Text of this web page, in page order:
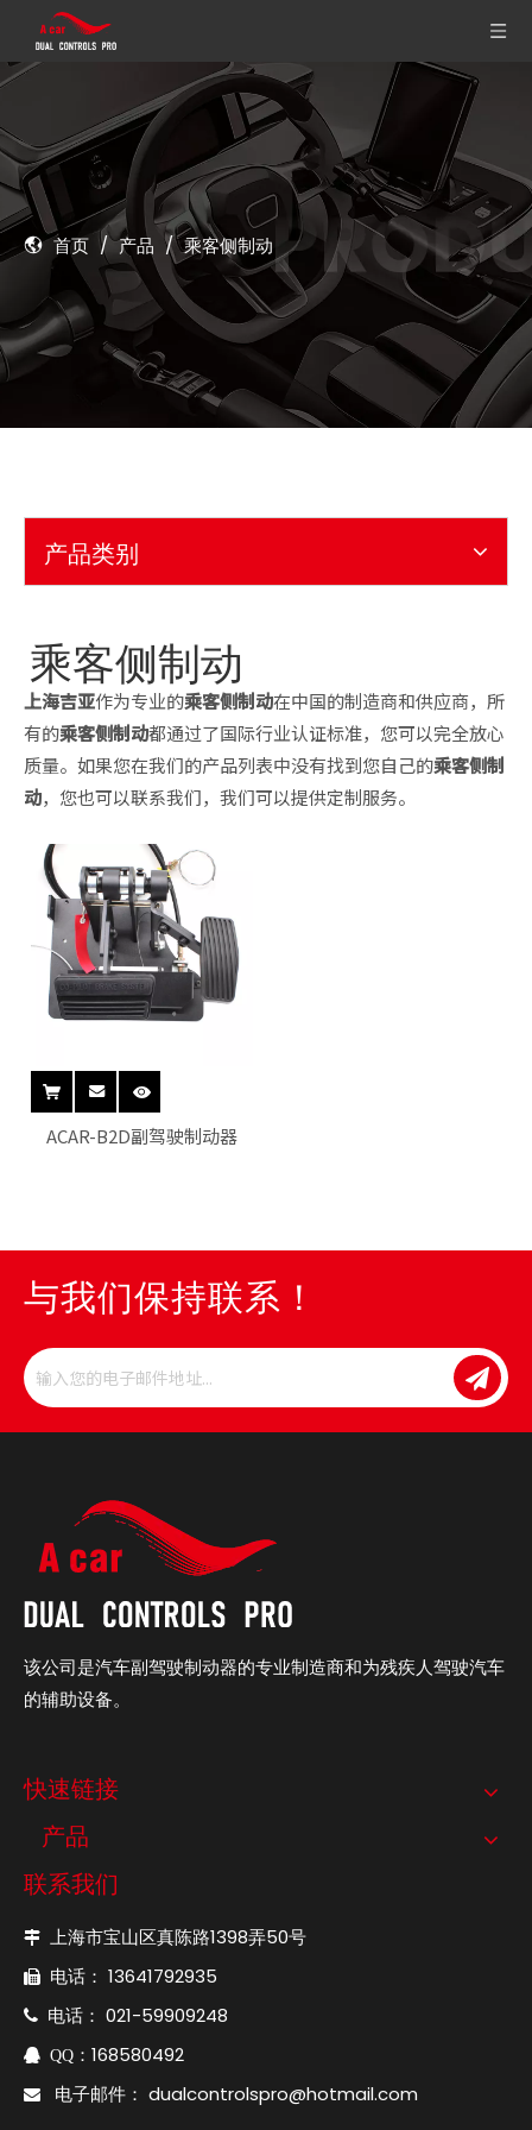
首页 / 产品 / 乘客侧制动
产品类别
乘客侧制动
上海吉亚作为专业的乘客侧制动在中国的制造商和供应商，所
有的乘客侧制动都通过了国际行业认证标准，您可以完全放心
质量。如果您在我们的产品列表中没有找到您自己的乘客侧制
动，您也可以联系我们，我们可以提供定制服务。
ACAR-B2D副驾驶制动器
与我们保持联系！
该公司是汽车副驾驶制动器的专业制造商和为残疾人驾驶汽车
的辅助设备。
快速链接
产品
联系我们
 上海市宝山区真陈路1398弄50号
 电话： 13641792935
 电话： 021-59909248
 QQ ：168580492
 电子邮件： dualcontrolspro@hotmail.com